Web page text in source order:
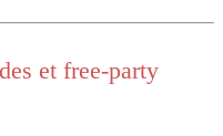
et free-party